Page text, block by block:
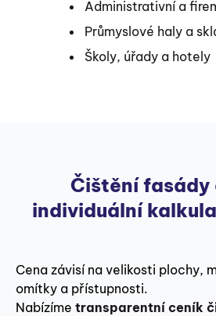
Administrativní a
Průmyslové haly a
Školy, úřady a hotely
Čištění fasády
individuální
Cena závisí na velikosti plochy,
omítky a přístupnosti.
Nabízíme transparentní ceník